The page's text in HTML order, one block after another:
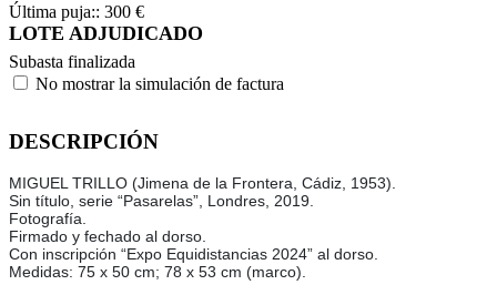
Última puja:: 300 €
LOTE ADJUDICADO
Subasta finalizada
No mostrar la simulación de factura
DESCRIPCIÓN
MIGUEL TRILLO (Jimena de la Frontera, Cádiz, 1953).
Sin título, serie “Pasarelas”, Londres, 2019.
Fotografía.
Firmado y fechado al dorso.
Con inscripción “Expo Equidistancias 2024” al dorso.
Medidas: 75 x 50 cm; 78 x 53 cm (marco).